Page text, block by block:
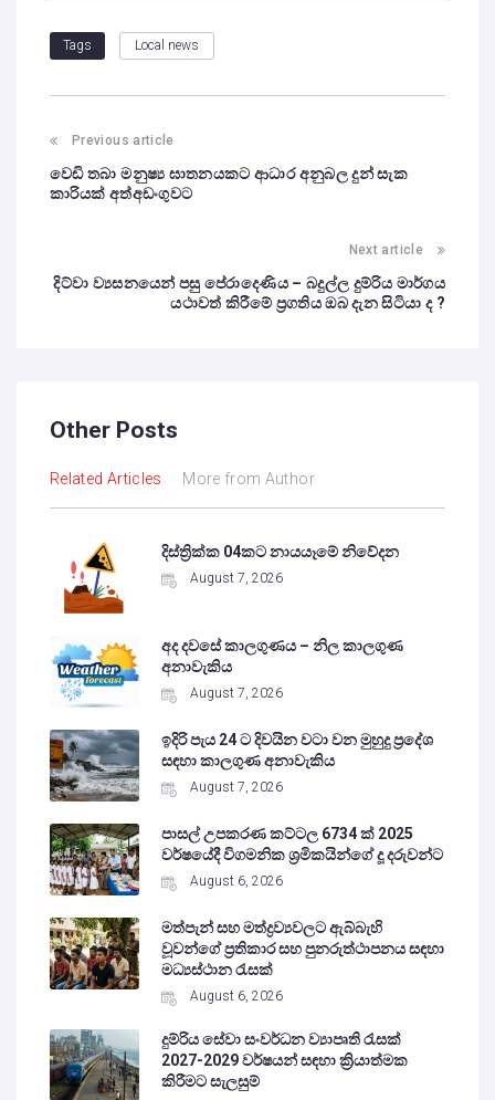
Tags Local news
Previous article
වෙඩි තබා මනුෂ්‍ය ඝාතනයකට ආධාර අනුබල දුන් සැක
කාරියක් අත්අඩංගුවට
Next article
දිට්වා ව්‍යසනයෙන් පසු පේරාදෙණිය – බදුල්ල දුම්රිය මාර්ගය
යථාවත් කිරීමේ ප්‍රගතිය ඔබ දැන සිටියා ද ?
Other Posts
Related Articles More from Author
දිස්ත්‍රික්ක 04කට නායයෑමේ නිවේදන
August 7, 2026
අද දවසේ කාලගුණය – නිල කාලගුණ
අනාවැකිය
August 7, 2026
ඉදිරි පැය 24 ට දිවයින වටා වන මුහුදු ප්‍රදේශ
සඳහා කාලගුණ අනාවැකිය
August 7, 2026
පාසල් උපකරණ කට්ටල 6734 ක් 2025
වර්ෂයේදී විගමනික ශ්‍රමිකයින්ගේ දූ දරුවන්ට
August 6, 2026
මත්පැන් සහ මත්ද්‍රව්‍යවලට ඇබ්බැහි
වූවන්ගේ ප්‍රතිකාර සහ පුනරුත්ථාපනය සඳහා
මධ්‍යස්ථාන රැසක්
August 6, 2026
දුම්රිය සේවා සංවර්ධන ව්‍යාපෘති රැසක්
2027-2029 වර්ෂයන් සඳහා ක්‍රියාත්මක
කිරීමට සැලසුම්